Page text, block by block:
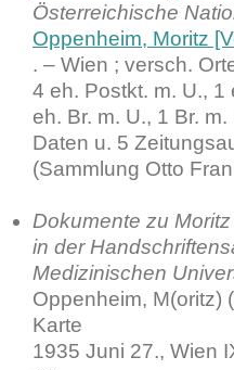
Österreichische
Oppenheim, Moritz
. – Wien ; versch.
4 eh. Postkt. m. U., 1
eh. Br. m. U., 1 Br.
Daten u. 5
(Sammlung Otto
Dokumente zu
in der
Medizinischen
Oppenheim, M(oritz)
Karte
1935 Juni 27., Wien